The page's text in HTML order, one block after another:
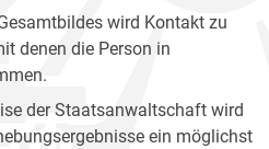
wird Kontakt zu
denen die Person in
der Staatsanwaltschaft wird
ein möglichst